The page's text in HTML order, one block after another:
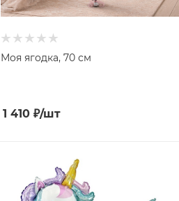
Моя ягодка, 70 см
1 410₽/шт